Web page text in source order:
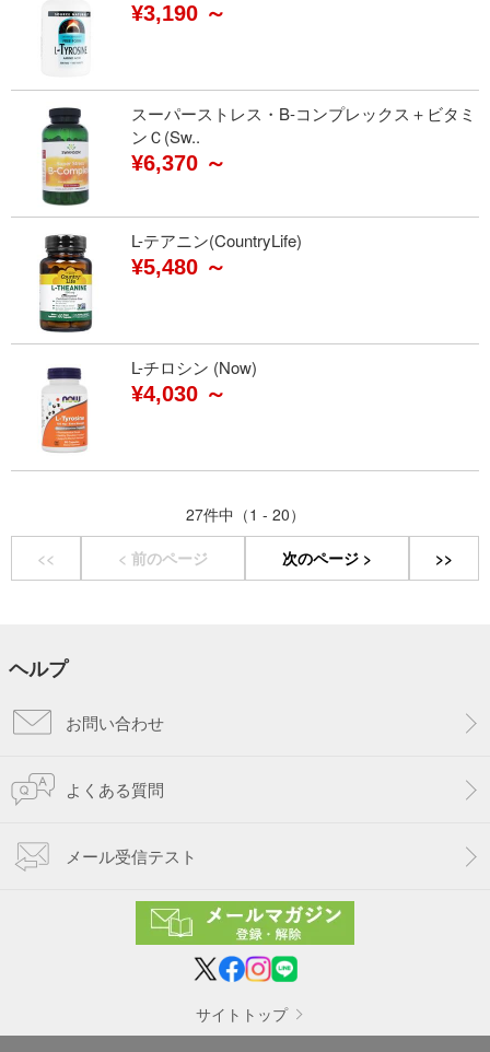
¥3,190 ～
スーパーストレス・B-コンプレックス＋ビタミ
ンＣ(Sw..
¥6,370 ～
L-テアニン(CountryLife)
¥5,480 ～
L-チロシン (Now)
¥4,030 ～
27件中（1 - 20）
<<
< 前のページ 次のページ > >>
ヘルプ
お問い合わせ
よくある質問
メール受信テスト
サイトトップ